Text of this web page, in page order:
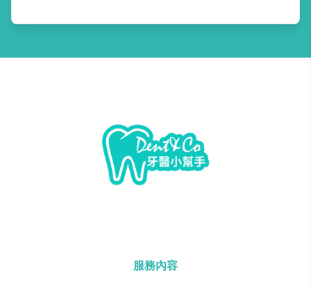
服務內容